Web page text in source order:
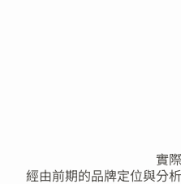
實
經由前期的品牌定位與分